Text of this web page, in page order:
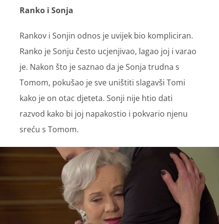
Ranko i Sonja
Rankov i Sonjin odnos je uvijek bio kompliciran.
Ranko je Sonju često ucjenjivao, lagao joj i varao
je. Nakon što je saznao da je Sonja trudna s
Tomom, pokušao je sve uništiti slagavši Tomi
kako je on otac djeteta. Sonji nije htio dati
razvod kako bi joj napakostio i pokvario njenu
sreću s Tomom.